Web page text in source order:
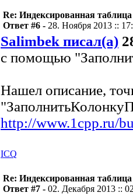
Re: Индексированная таблица
Ответ #6 - 28. Ноября 2013 ::
Salimbek писал(а)
с помощью
Нашел описание,
http://www.1cpp.ru/
ICQ
Re: Индексированная таблица
Ответ #7 - 02. Декабря 2013 ::